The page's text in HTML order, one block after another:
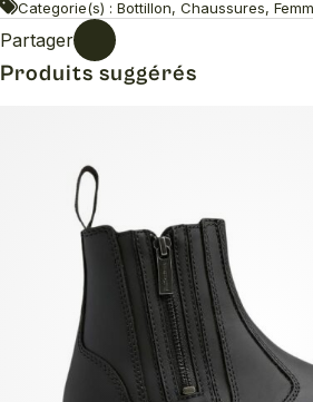
Categorie(s) : Bottillon, Chaussures,
Partager
Produits suggérés